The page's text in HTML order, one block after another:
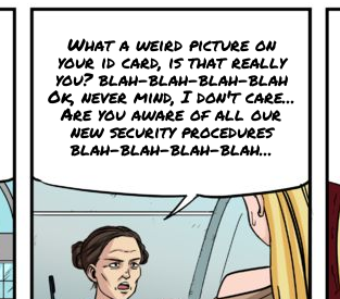
What a weird picture on
your id card, is that really
you? blah-blah-blah-blah
Ok, never mind, I don't care...
Are you aware of all our
new security procedures
blah-blah-blah-blah...